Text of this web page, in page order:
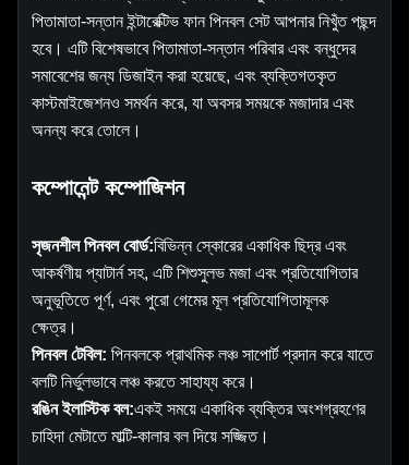
পিতামাতা-সন্তান ইন্টারেক্টিভ ফান পিনবল সেট আপনার নিখুঁত পছন্দ
হবে। এটি বিশেষভাবে পিতামাতা-সন্তান পরিবার এবং বন্ধুদের
সমাবেশের জন্য ডিজাইন করা হয়েছে, এবং ব্যক্তিগতকৃত
কাস্টমাইজেশনও সমর্থন করে, যা অবসর সময়কে মজাদার এবং
অনন্য করে তোলে।
কম্পোনেন্ট কম্পোজিশন
সৃজনশীল পিনবল বোর্ড:বিভিন্ন স্কোরের একাধিক ছিদ্র এবং
আকর্ষণীয় প্যাটার্ন সহ, এটি শিশুসুলভ মজা এবং প্রতিযোগিতার
অনুভূতিতে পূর্ণ, এবং পুরো গেমের মূল প্রতিযোগিতামূলক
ক্ষেত্র।
পিনবল টেবিল: পিনবলকে প্রাথমিক লঞ্চ সাপোর্ট প্রদান করে যাতে
বলটি নির্ভুলভাবে লঞ্চ করতে সাহায্য করে।
রঙিন ইলাস্টিক বল:একই সময়ে একাধিক ব্যক্তির অংশগ্রহণের
চাহিদা মেটাতে মাল্টি-কালার বল দিয়ে সজ্জিত।